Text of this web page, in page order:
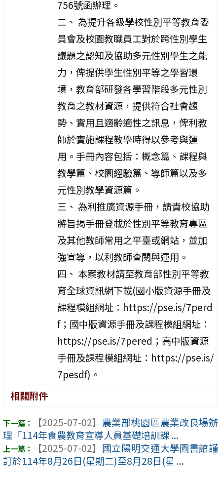
756號函辦理。
二、 為提升各級學校性別平等教育委
員會及校園教職員工對於跨性別學生
議題之認知及協助多元性別學生之能
力，俾提供學生性別平等之學習環
境，教育部研發各學習階段多元性別
教育之教材資源，提供符合社會趨
勢、實用且適齡適性之訊息，俾利教
師於實施課程教學時得以參考與運
用。手冊內容包括：概念篇、課程與
教學篇、校園經驗篇、導師篇以及多
元性別教學資源篇。
三、 為利推廣資源手冊，請貴校協助
將旨揭手冊登載於性別平等教育專區
及其他教師常用之平臺或網站，並加
強宣導，以利教師查閱與運用。
四、 本案教材請至教育部性別平等教
育全球資訊網下載(國小版資源手冊及
課程模組網址：https://pse.is/7perd
f；國中版資源手冊及課程模組網址：
https://pse.is/7pered；高中版資源
手冊及課程模組網址：https://pse.is/
7pesdf)。
相關附件
【2025-07-02】 農業部桃園區農業改良場辦
理「114年食農教育宣導人員基礎培訓課 ...
【2025-07-02】 國立陽明交通大學圖書館謹
訂於114年8月26日(星期二)至8月28日(星 ...